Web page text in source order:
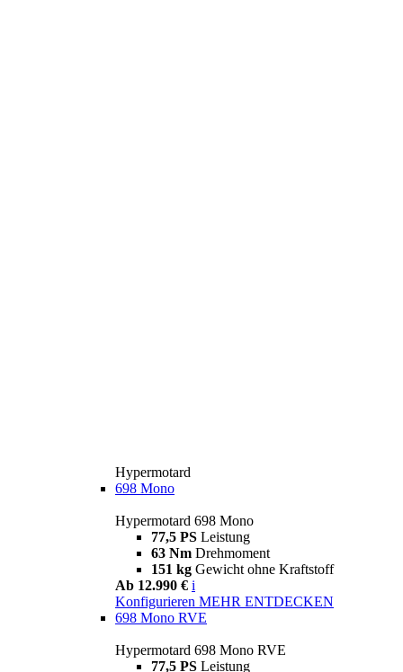
Hypermotard
698 Mono
Hypermotard 698 Mono
77,5 PS Leistung
63 Nm Drehmoment
151 kg Gewicht ohne Kraftstoff
Ab 12.990 € i
Konfigurieren MEHR ENTDECKEN
698 Mono RVE
Hypermotard 698 Mono RVE
77,5 PS Leistung